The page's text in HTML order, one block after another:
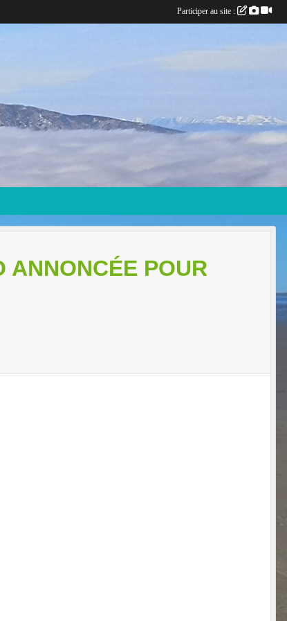
ANNONCÉE POUR
Participer au site :